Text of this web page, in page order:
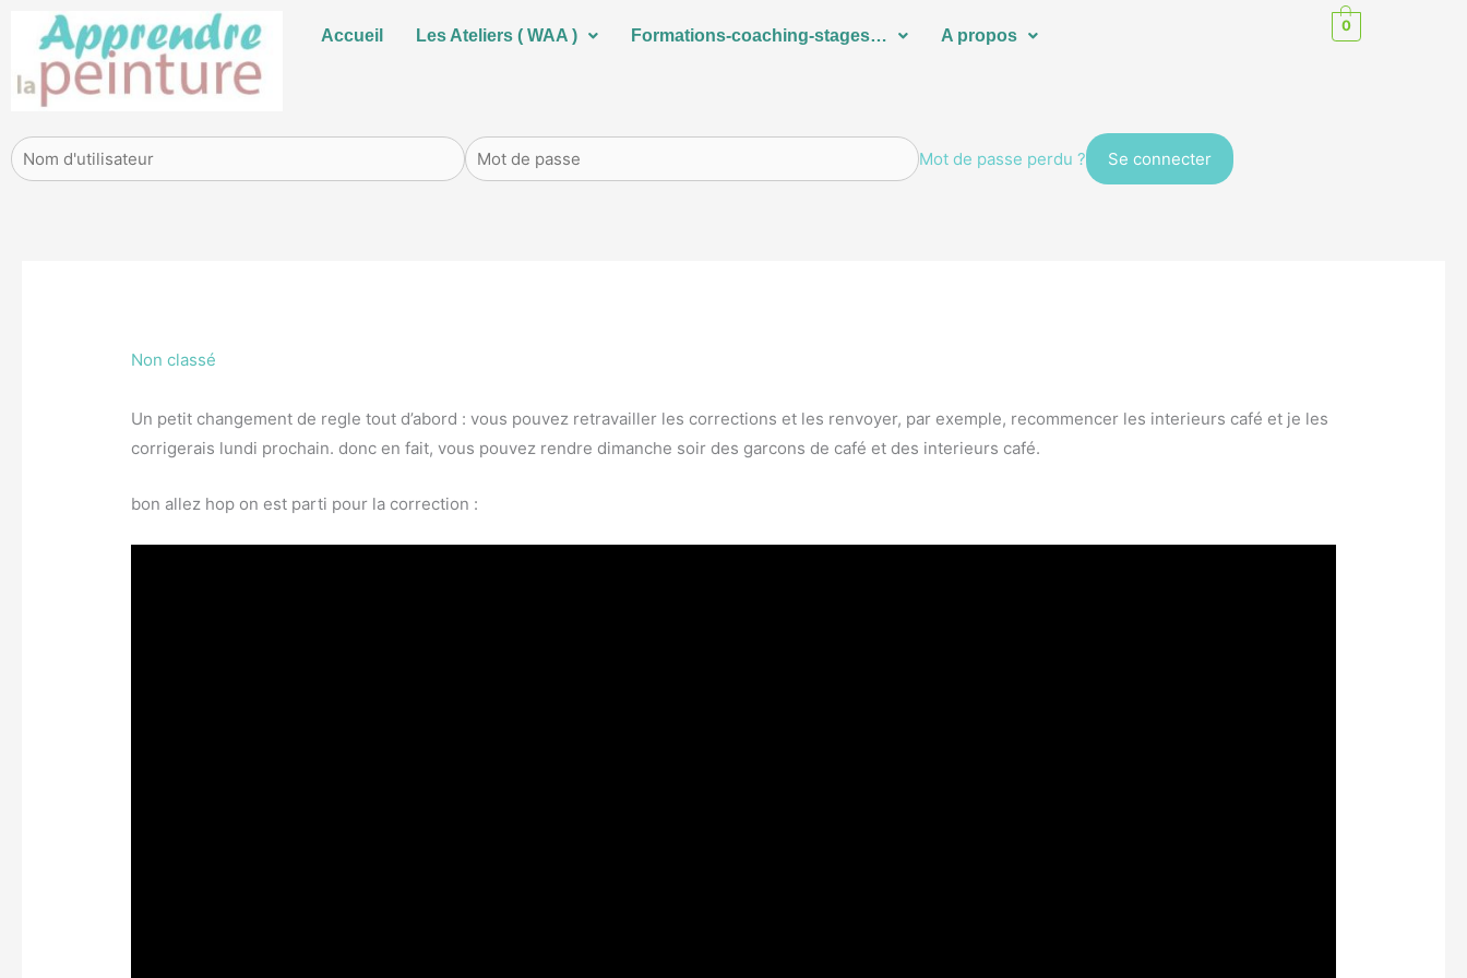
contenu
Accueil Les Ateliers ( WAA ) Formations-coaching-stages… A propos
0
Mot de passe perdu ?
Non classé
Un petit changement de regle tout d’abord : vous pouvez retravailler les corrections et les renvoyer, par exemple, recommencer les interieurs café et je les
corrigerais lundi prochain. donc en fait, vous pouvez rendre dimanche soir des garcons de café et des interieurs café.
bon allez hop on est parti pour la correction :